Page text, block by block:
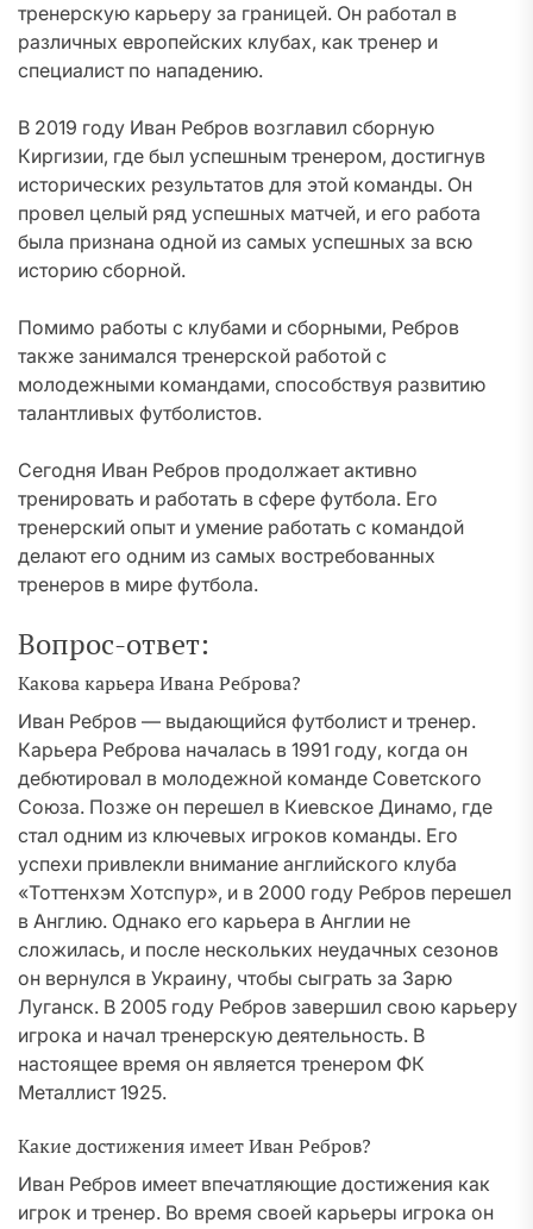
тренерскую карьеру за границей. Он работал в
различных европейских клубах, как тренер и
специалист по нападению.
В 2019 году Иван Ребров возглавил сборную
Киргизии, где был успешным тренером, достигнув
исторических результатов для этой команды. Он
провел целый ряд успешных матчей, и его работа
была признана одной из самых успешных за всю
историю сборной.
Помимо работы с клубами и сборными, Ребров
также занимался тренерской работой с
молодежными командами, способствуя развитию
талантливых футболистов.
Сегодня Иван Ребров продолжает активно
тренировать и работать в сфере футбола. Его
тренерский опыт и умение работать с командой
делают его одним из самых востребованных
тренеров в мире футбола.
Вопрос-ответ:
Какова карьера Ивана Реброва?
Иван Ребров — выдающийся футболист и тренер.
Карьера Реброва началась в 1991 году, когда он
дебютировал в молодежной команде Советского
Союза. Позже он перешел в Киевское Динамо, где
стал одним из ключевых игроков команды. Его
успехи привлекли внимание английского клуба
«Тоттенхэм Хотспур», и в 2000 году Ребров перешел
в Англию. Однако его карьера в Англии не
сложилась, и после нескольких неудачных сезонов
он вернулся в Украину, чтобы сыграть за Зарю
Луганск. В 2005 году Ребров завершил свою карьеру
игрока и начал тренерскую деятельность. В
настоящее время он является тренером ФК
Металлист 1925.
Какие достижения имеет Иван Ребров?
Иван Ребров имеет впечатляющие достижения как
игрок и тренер. Во время своей карьеры игрока он